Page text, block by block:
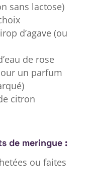
sans lactose)
d’agave (ou
de rose
un parfum
citron
de meringue :
ou faites